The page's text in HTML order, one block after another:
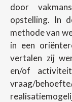
door
opstelling. In
methode van
in een
vertalen zij
en/of
vraag/